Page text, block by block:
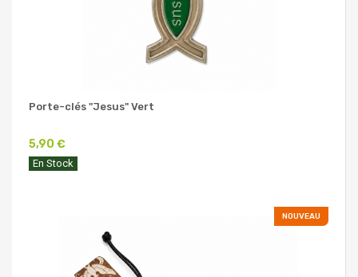
Porte-clés "Jesus" Vert
5,90 €
En Stock
NOUVEAU